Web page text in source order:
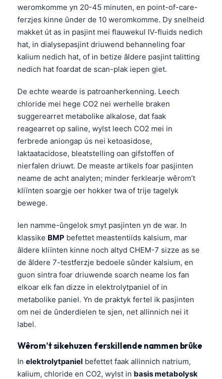
weromkomme yn 20-45 minuten, en point-of-care-
ferzjes kinne ûnder de 10 weromkomme. Dy snelheid
makket út as in pasjint mei flauwekul IV-fluids nedich
hat, in dialysepasjint driuwend behanneling foar
kalium nedich hat, of in betize âldere pasjint talitting
nedich hat foardat de scan-plak iepen giet.
De echte wearde is patroanherkenning. Leech
chloride mei hege CO2 nei werhelle braken
suggerearret metabolike alkalose, dat faak
reagearret op saline, wylst leech CO2 mei in
ferbrede aniongap ús nei ketoasidose,
laktaatacidose, bleatstelling oan gifstoffen of
nierfalen driuwt. De measte artikels foar pasjinten
neame de acht analyten; minder ferklearje wêrom’t
kliïnten soargje oer hokker twa of trije tagelyk
bewege.
Ien namme-ûngelok smyt pasjinten yn de war. In
klassike BMP befettet meastentiids kalsium, mar
âldere kliïnten kinne noch altyd CHEM-7 sizze as se
de âldere 7-testferzje bedoele sûnder kalsium, en
guon sintra foar driuwende soarch neame los fan
elkoar elk fan dizze in elektrolytpaniel of in
metabolike paniel. Yn de praktyk fertel ik pasjinten
om nei de ûnderdielen te sjen, net allinnich nei it
label.
Wêrom’t sikehuzen ferskillende nammen brûke
In elektrolytpaniel befettet faak allinnich natrium,
kalium, chloride en CO2, wylst in basis metabolysk